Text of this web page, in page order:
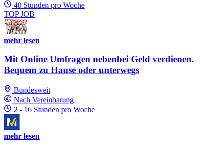
40 Stunden pro Woche
TOP JOB
mehr lesen
Mit Online Umfragen nebenbei Geld verdienen.
Bequem zu Hause oder unterwegs
Bundesweit
Nach Vereinbarung
2 - 16 Stunden pro Woche
mehr lesen